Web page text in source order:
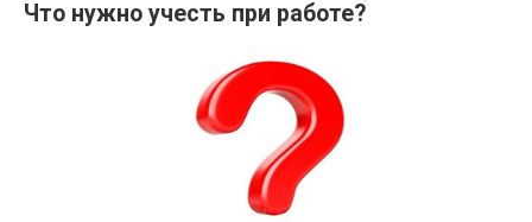
Что нужно учесть при работе?